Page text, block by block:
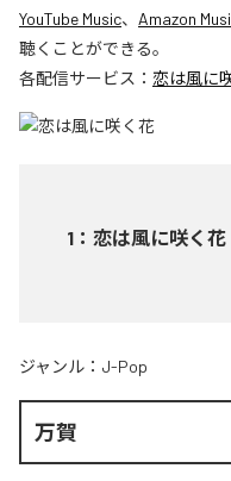
YouTube Music、 Amazon
聴くことができる。
各配信サービス： 恋は風に
1 ： 恋は風に咲く花
ジャンル： J-Pop
万賀